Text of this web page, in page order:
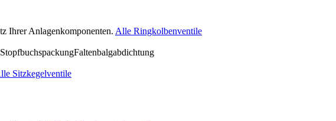
Ihrer Anlagenkomponenten. Alle Ringkolbenventile
Sitzkegelventile